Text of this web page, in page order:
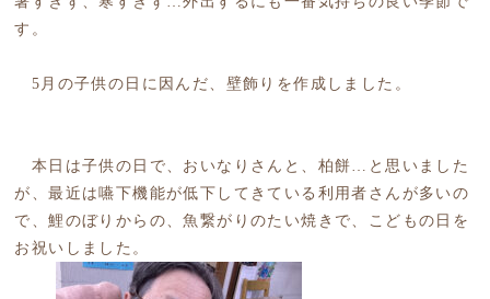
す。
5月の子供の日に因んだ、壁飾りを作成しました。
本日は子供の日で、おいなりさんと、柏餅…と思いました
が、最近は嚥下機能が低下してきている利用者さんが多いの
で、鯉のぼりからの、魚繋がりのたい焼きで、こどもの日を
お祝いしました。